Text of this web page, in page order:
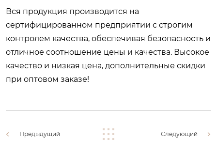
Вся продукция производится на
сертифицированном предприятии с строгим
контролем качества, обеспечивая безопасность и
отличное соотношение цены и качества. Высокое
качество и низкая цена, дополнительные скидки
при оптовом заказе!
Предыдущий Следующий